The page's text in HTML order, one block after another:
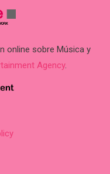
online sobre Música y
Agency.